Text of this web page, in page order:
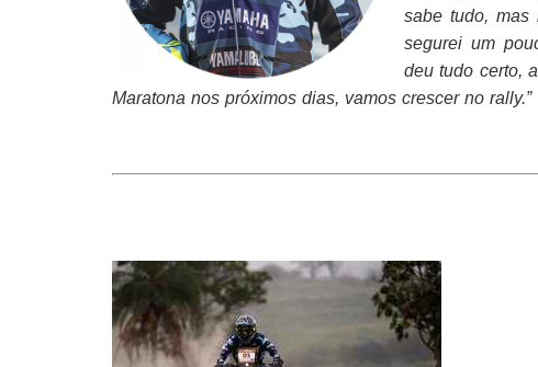
sabe tudo,
segurei um
deu tudo certo,
Maratona nos próximos dias, vamos crescer no rally.”